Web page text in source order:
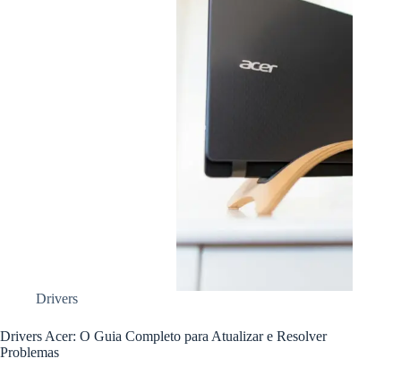
Drivers
Drivers Acer: O Guia Completo para Atualizar e Resolver
Problemas